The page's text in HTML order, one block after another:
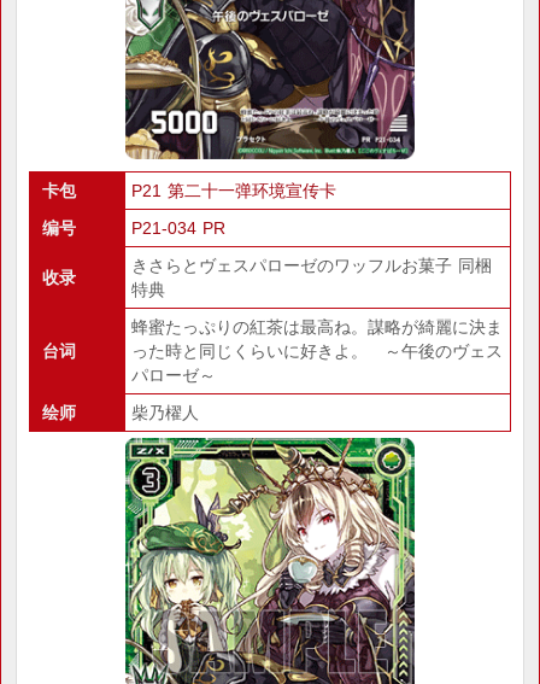
卡包
P21 第二十一弹环境宣传卡
编号
P21-034 PR
收录
きさらとヴェスパローゼのワッフルお菓子 同梱
特典
台词
蜂蜜たっぷりの紅茶は最高ね。謀略が綺麗に決ま
った時と同じくらいに好きよ。 ～午後のヴェス
パローゼ～
绘师
柴乃櫂人